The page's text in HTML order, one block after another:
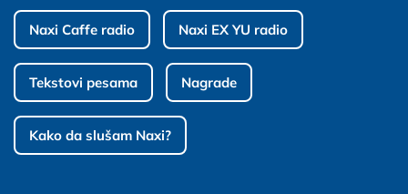
Naxi Caffe radio Naxi EX YU radio
Tekstovi pesama Nagrade
Kako da slušam Naxi?